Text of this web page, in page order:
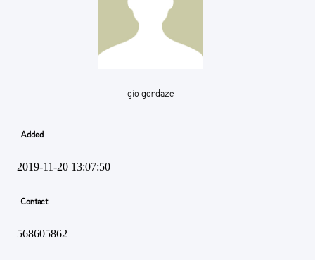
gio gordaze
Added
2019-11-20 13:07:50
Contact
568605862